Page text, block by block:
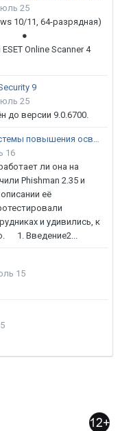
25
10/11, 64-разрядная)
Online Scanner 4
9
25
до версии 9.0.6700.
Тестирование Phishman 2.35, системы повышения осведомлённости пользователей в сфере ИБ
16
ли она на
Phishman 2.35 и
её
и удивились, к
1. Введение2...
15